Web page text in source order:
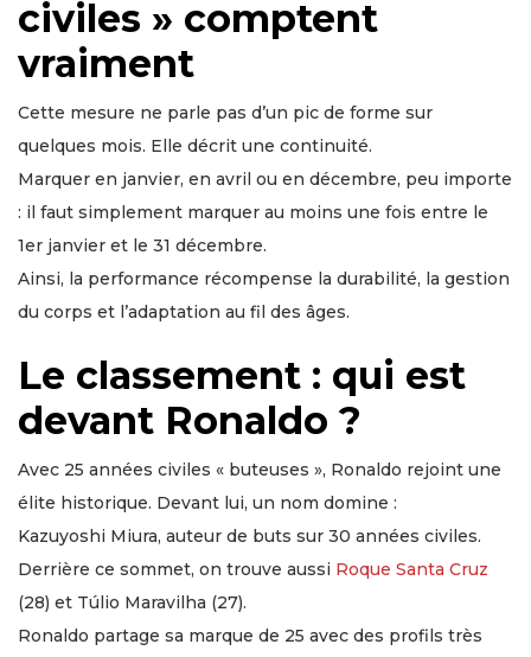
civiles » comptent
vraiment
Cette mesure ne parle pas d’un pic de forme sur
quelques mois. Elle décrit une continuité.
Marquer en janvier, en avril ou en décembre, peu importe
: il faut simplement marquer au moins une fois entre le
1er janvier et le 31 décembre.
Ainsi, la performance récompense la durabilité, la gestion
du corps et l’adaptation au fil des âges.
Le classement : qui est
devant Ronaldo ?
Avec 25 années civiles « buteuses », Ronaldo rejoint une
élite historique. Devant lui, un nom domine :
Kazuyoshi Miura, auteur de buts sur 30 années civiles.
Derrière ce sommet, on trouve aussi Roque Santa Cruz
(28) et Túlio Maravilha (27).
Ronaldo partage sa marque de 25 avec des profils très